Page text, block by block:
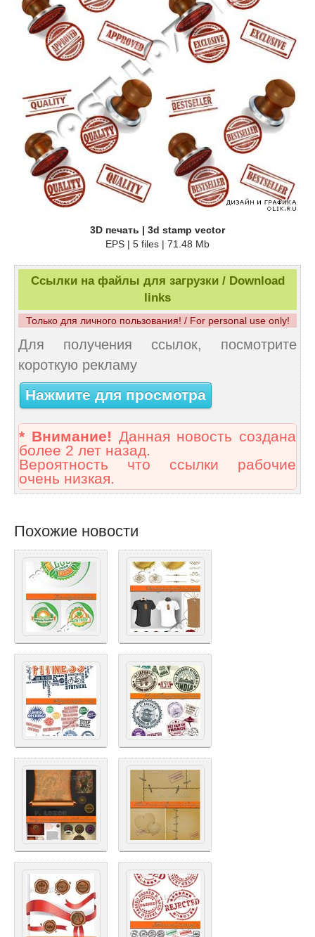
3D печать | 3d stamp vector
EPS | 5 files | 71.48 Mb
Ссылки на файлы для загрузки / Download
links
Только для личного пользования! / For personal use only!
Для получения ссылок, посмотрите
короткую рекламу
Нажмите для просмотра
* Внимание! Данная новость создана
более 2 лет назад.
Вероятность что ссылки рабочие
очень низкая.
Похожие новости